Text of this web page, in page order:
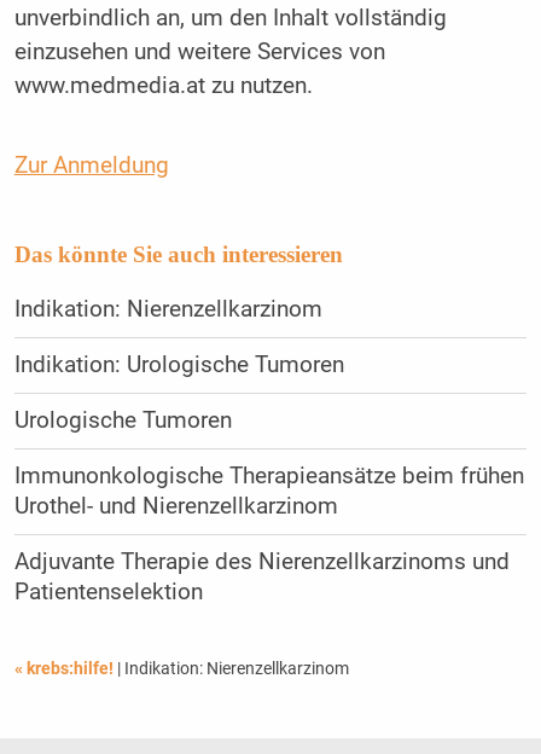
unverbindlich an, um den Inhalt vollständig
einzusehen und weitere Services von
www.medmedia.at zu nutzen.
Zur Anmeldung
Das könnte Sie auch interessieren
Indikation: Nierenzellkarzinom
Indikation: Urologische Tumoren
Urologische Tumoren
Immunonkologische Therapieansätze beim frühen
Urothel- und Nierenzellkarzinom
Adjuvante Therapie des Nierenzellkarzinoms und
Patientenselektion
« krebs:hilfe! | Indikation: Nierenzellkarzinom